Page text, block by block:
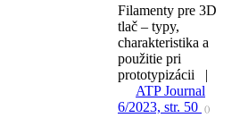
Filamenty pre 3D
tlač – typy,
charakteristika a
použitie pri
prototypizácii |
ATP Journal
6/2023, str. 50
()